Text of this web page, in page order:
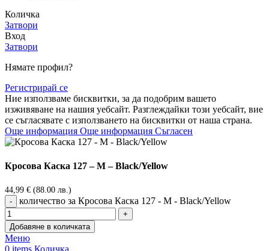
Количка
Затвори
Вход
Затвори
Нямате профил?
Регистрирай се
Ние използваме бисквитки, за да подобрим вашето
изживяване на нашия уебсайт. Разглеждайки този уебсайт, вие
се съгласявате с използването на бисквитки от наша страна.
Още информация Още информация Съгласен
Кросова Каска 127 – M – Black/Yellow
44,99 € (88.00 лв.)
количество за Кросова Каска 127 - M - Black/Yellow
Добавяне в количката
Меню
0 items Количка